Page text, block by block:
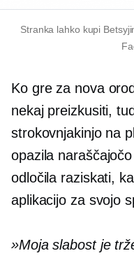
Stranka lahko kupi
Ko gre za nova
nekaj preizkusiti,
strokovnjakinjo na
opazila
odločila raziskati,
aplikacijo za svojo
»Moja slabost je